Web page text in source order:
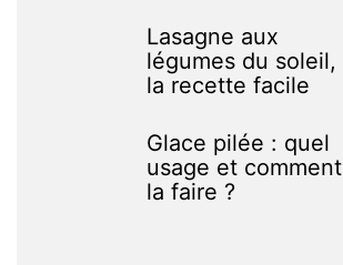
Lasagne aux
légumes du soleil,
la recette facile
Glace pilée : quel
usage et comment
la faire ?